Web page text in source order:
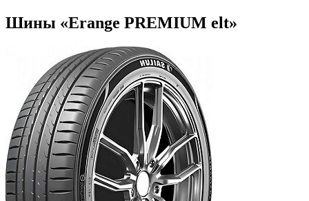
Шины «Erange PREMIUM elt»